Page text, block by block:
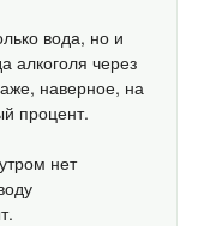
вода, но и
алкоголя через
наверное, на
процент.
нет